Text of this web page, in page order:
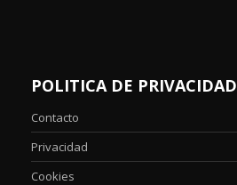
POLITICA DE PRIVACIDAD
Contacto
Privacidad
Cookies